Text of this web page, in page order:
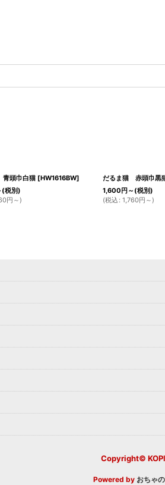
頭巾白猫 [HW1616BW]
(税別)
円 ～ )
だるま猫 赤頭巾黒
1,600 円 ～ (税別)
(税込 : 1,760円 ～ )
Copyright©
Powered by おちゃ